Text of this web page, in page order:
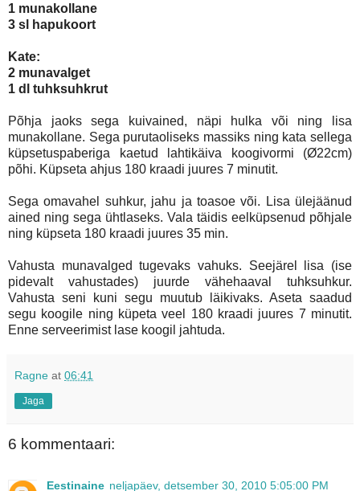
1 munakollane
3 sl hapukoort
Kate:
2 munavalget
1 dl tuhksuhkrut
Põhja jaoks sega kuivained, näpi hulka või ning lisa
munakollane. Sega purutaoliseks massiks ning kata sellega
küpsetuspaberiga kaetud lahtikäiva koogivormi (Ø22cm)
põhi. Küpseta ahjus 180 kraadi juures 7 minutit.
Sega omavahel suhkur, jahu ja toasoe või. Lisa ülejäänud
ained ning sega ühtlaseks. Vala täidis eelküpsenud põhjale
ning küpseta 180 kraadi juures 35 min.
Vahusta munavalged tugevaks vahuks. Seejärel lisa (ise
pidevalt vahustades) juurde vähehaaval tuhksuhkur.
Vahusta seni kuni segu muutub läikivaks. Aseta saadud
segu koogile ning küpeta veel 180 kraadi juures 7 minutit.
Enne serveerimist lase koogil jahtuda.
Ragne at 06:41
Jaga
6 kommentaari:
Eestinaine neljapäev, detsember 30, 2010 5:05:00 PM